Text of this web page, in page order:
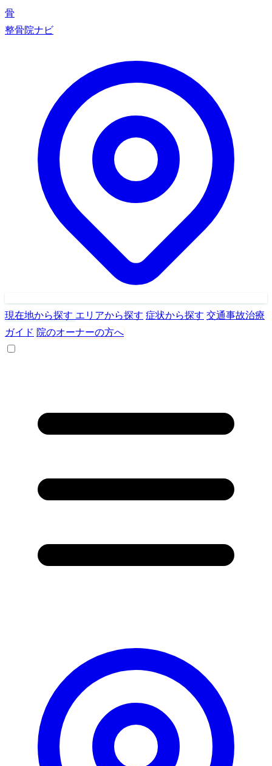
骨
整骨院ナビ
現在地から探す エリアから探す 症状から探す 交通事故治療
ガイド 院のオーナーの方へ